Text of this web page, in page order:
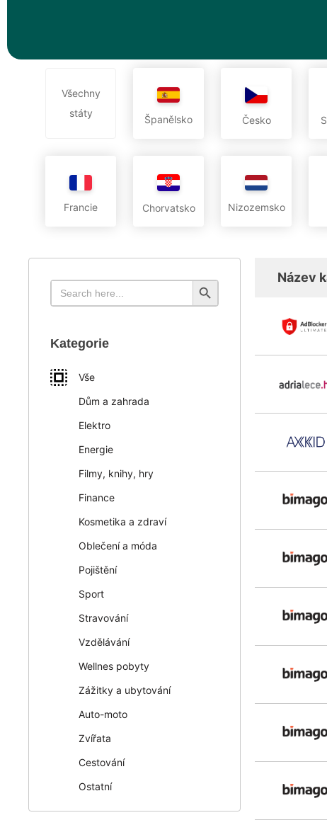
Všechny
státy
Španělsko Česko
Francie Chorvatsko Nizozemsko
Search
for:
Search Button
Kategorie
Vše
Dům a zahrada
Elektro
Energie
Filmy, knihy, hry
Finance
Kosmetika a zdraví
Oblečení a móda
Pojištění
Sport
Stravování
Vzdělávání
Wellnes pobyty
Zážitky a ubytování
Auto-moto
Zvířata
Cestování
Ostatní
Název